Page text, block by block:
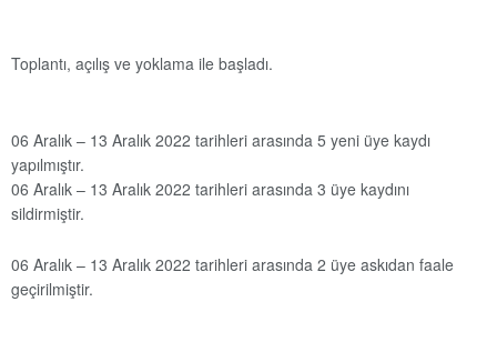
Toplantı, açılış ve yoklama ile başladı.
06 Aralık – 13 Aralık 2022 tarihleri arasında 5 yeni üye kaydı
yapılmıştır.
06 Aralık – 13 Aralık 2022 tarihleri arasında 3 üye kaydını
sildirmiştir.
06 Aralık – 13 Aralık 2022 tarihleri arasında 2 üye askıdan faale
geçirilmiştir.